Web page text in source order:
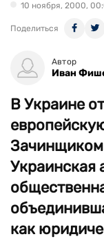
10 ноября, 2000,
Поделиться
Автор
Иван
В Украине
Зачинщиком
Украинская
как